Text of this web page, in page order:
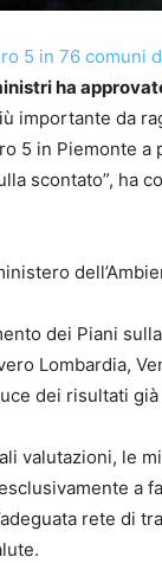
5 in 76 comuni
ha
importante da
5 in Piemonte
scontato”, ha
dei Piani
Lombardia,
dei risultati
valutazioni, le
a
rete di